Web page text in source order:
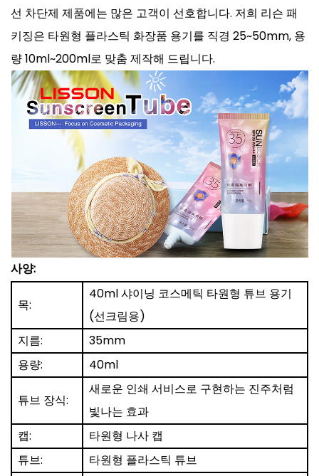
선 차단제 제품에는 많은 고객이 선호합니다. 저희 리슨 패
키징은 타원형 플라스틱 화장품 용기를 직경 25~50mm, 용
량 10ml~200ml로 맞춤 제작해 드립니다.
사양:
목:
40ml 샤이닝 코스메틱 타원형 튜브 용기
(선크림용)
지름:
35mm
용량:
40ml
튜브 장식:
새로운 인쇄 서비스로 구현하는 진주처럼
빛나는 효과
캡:
타원형 나사 캡
튜브:
타원형 플라스틱 튜브